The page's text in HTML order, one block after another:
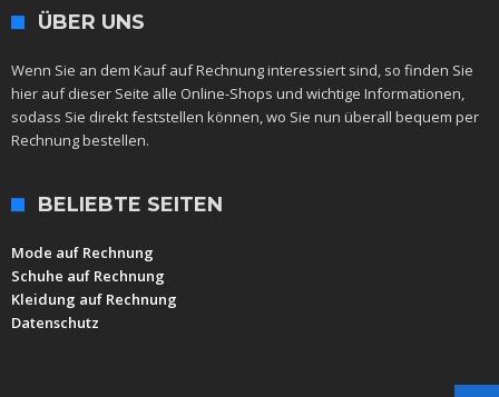
ÜBER UNS
Wenn Sie an dem Kauf auf Rechnung interessiert sind, so finden Sie
hier auf dieser Seite alle Online-Shops und wichtige Informationen,
sodass Sie direkt feststellen können, wo Sie nun überall bequem per
Rechnung bestellen.
BELIEBTE SEITEN
Mode auf Rechnung
Schuhe auf Rechnung
Kleidung auf Rechnung
Datenschutz